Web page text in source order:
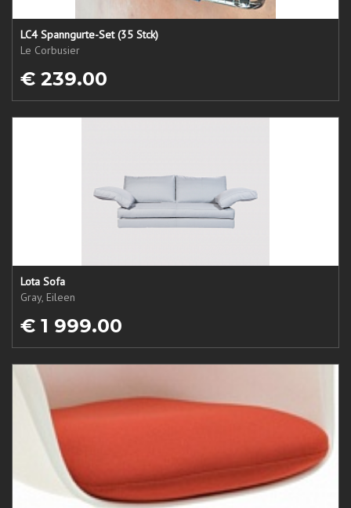
LC4 Spanngurte-Set (35 Stck)
Le Corbusier
€ 239.00
Lota Sofa
Gray, Eileen
€ 1 999.00